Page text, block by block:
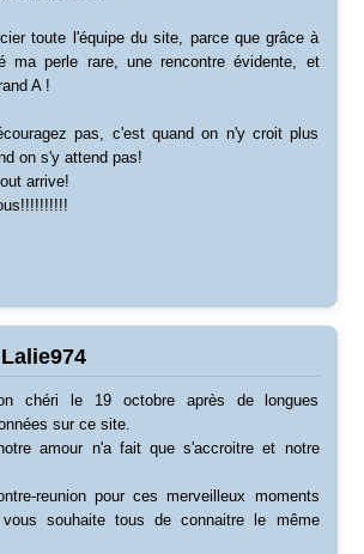
toute l'équipe du site, parce que grâce à
ma perle rare, une rencontre évidente, et
A !
pas, c'est quand on n'y croit plus
on s'y attend pas!
arrive!
chéri le 19 octobre après de longues
sur ce site.
amour n'a fait que s'accroitre et notre
reunion pour ces merveilleux moments
souhaite tous de connaitre le même